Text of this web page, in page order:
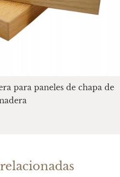
para paneles de chapa de